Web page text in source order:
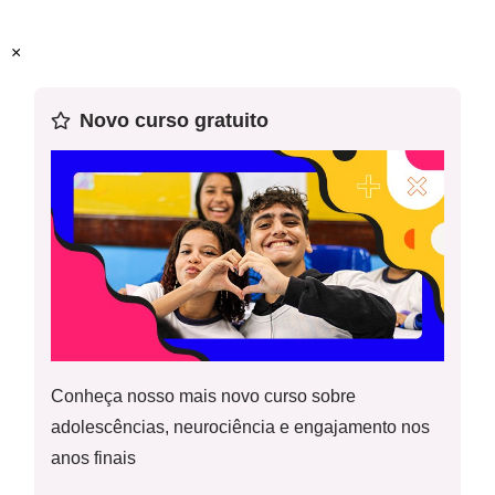
Sobre esta aula: esta é quarta aula de uma sequência de
15 planos de aula com foco no gênero entrevista e no
campo de atuação jornalístico/midiático. A aula faz parte do
módulo de análise linguística e semiótica.
Materiais necessários: diversas revistas e/ou jornais que
contenham entrevistas;fotocópias da atividade.
Informações sobre o gênero:
caráter interacional, geralmente entre duas pessoas,
organizado em turnos com uma pequena introdução sobre o
entrevistado e o tema. O intercâmbio pode ser registrado em
×
Novo curso gratuito
Conheça nosso mais novo curso sobre
adolescências, neurociência e engajamento nos
anos finais